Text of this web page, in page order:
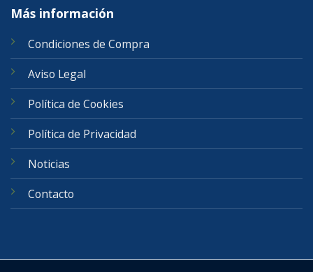
Más información
Condiciones de Compra
Aviso Legal
Política de Cookies
Política de Privacidad
Noticias
Contacto